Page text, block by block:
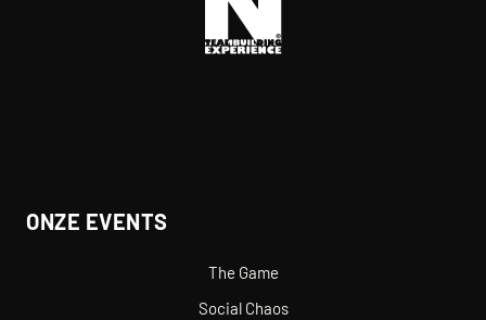
ONZE EVENTS
The Game
Social Chaos